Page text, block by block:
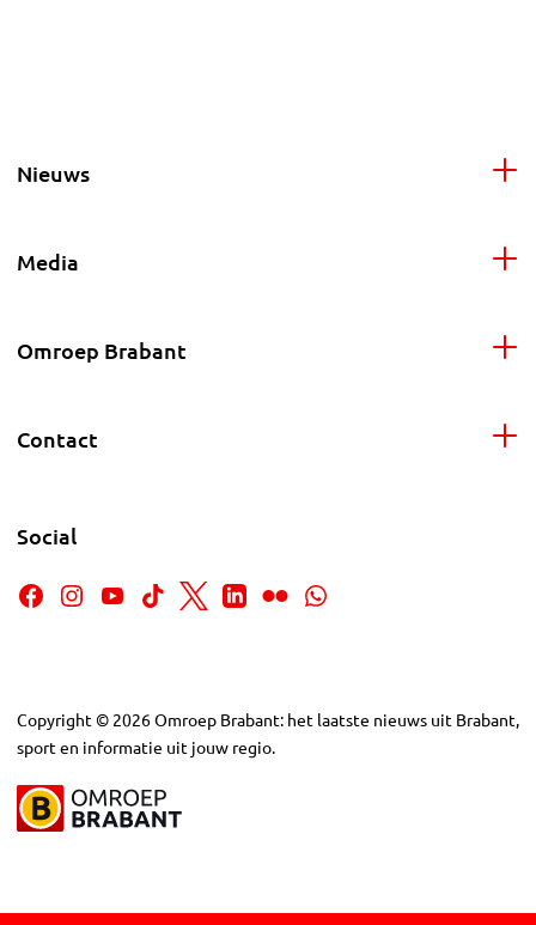
Nieuws
Media
Omroep Brabant
Contact
Social
Copyright © 2026Omroep Brabant: het laatste nieuws uit Brabant,
sport en informatie uit jouw regio.